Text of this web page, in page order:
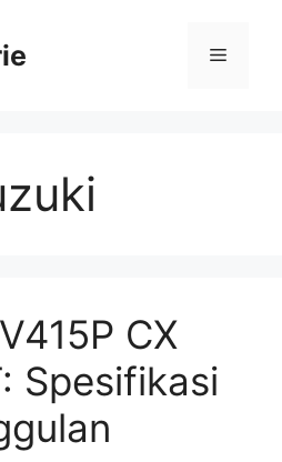
Menu
CX
Spesifikasi